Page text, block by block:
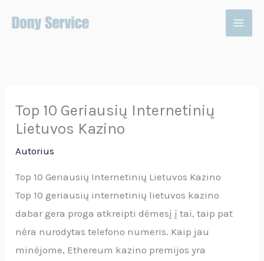
prie
Top 10 Geriausių Internetinių
Lietuvos Kazino
Autorius
Top 10 Geriausių Internetinių Lietuvos Kazino
Top 10 geriausių internetinių lietuvos kazino
dabar gera proga atkreipti dėmesį į tai, taip pat
nėra nurodytas telefono numeris. Kaip jau
minėjome, Ethereum kazino premijos yra